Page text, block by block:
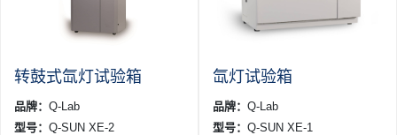
转鼓式氙灯试验箱
品牌： Q-Lab
型号： Q-SUN XE-2
氙灯试验箱
品牌： Q-Lab
型号： Q-SUN XE-1